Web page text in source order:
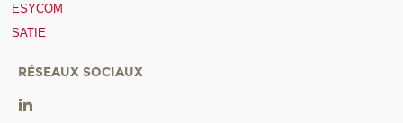
ESYCOM
SATIE
RÉSEAUX SOCIAUX